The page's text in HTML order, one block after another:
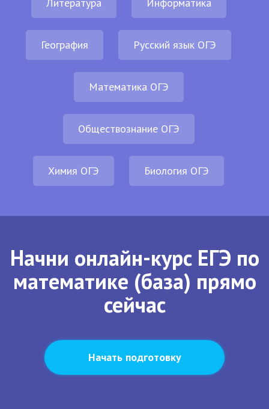
География Русский язык ОГЭ
Математика ОГЭ
Обществознание ОГЭ
Химия ОГЭ Биология ОГЭ
Начни онлайн-курс ЕГЭ по
математике (база) прямо
сейчас
Начать подготовку